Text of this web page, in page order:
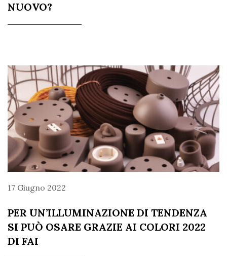
NUOVO?
17 Giugno 2022
PER UN’ILLUMINAZIONE DI TENDENZA
SI PUÒ OSARE GRAZIE AI COLORI 2022
DI FAI